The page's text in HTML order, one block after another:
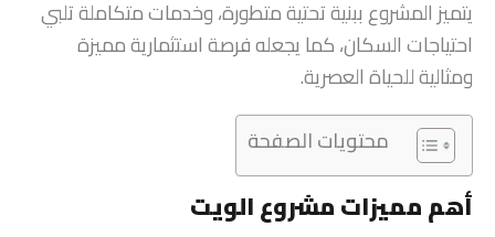
يتميز المشروع ببنية تحتية متطورة، وخدمات متكاملة تلبي
احتياجات السكان، كما يجعله فرصة استثمارية مميزة
ومثالية للحياة العصرية.
محتويات الصفحة
أهم مميزات مشروع الويت